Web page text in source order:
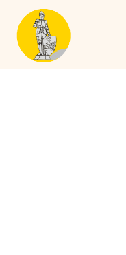
Doorgaan
naar
inhoud